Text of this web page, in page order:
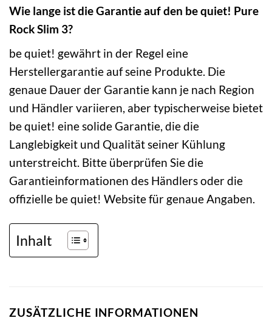
Wie lange ist die Garantie auf den be quiet! Pure
Rock Slim 3?
be quiet! gewährt in der Regel eine
Herstellergarantie auf seine Produkte. Die
genaue Dauer der Garantie kann je nach Region
und Händler variieren, aber typischerweise bietet
be quiet! eine solide Garantie, die die
Langlebigkeit und Qualität seiner Kühlung
unterstreicht. Bitte überprüfen Sie die
Garantieinformationen des Händlers oder die
offizielle be quiet! Website für genaue Angaben.
Inhalt
ZUSÄTZLICHE INFORMATIONEN